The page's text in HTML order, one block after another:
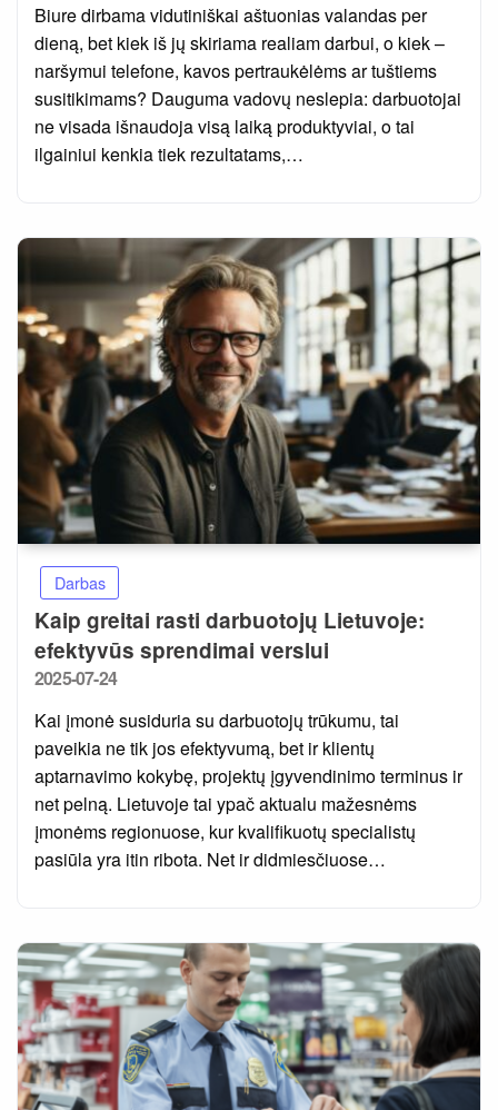
Biure dirbama vidutiniškai aštuonias valandas per
dieną, bet kiek iš jų skiriama realiam darbui, o kiek –
naršymui telefone, kavos pertraukėlėms ar tuštiems
susitikimams? Dauguma vadovų neslepia: darbuotojai
ne visada išnaudoja visą laiką produktyviai, o tai
ilgainiui kenkia tiek rezultatams,…
Darbas
Kaip greitai rasti darbuotojų Lietuvoje:
efektyvūs sprendimai verslui
Posted
2025-07-24
Kai įmonė susiduria su darbuotojų trūkumu, tai
paveikia ne tik jos efektyvumą, bet ir klientų
aptarnavimo kokybę, projektų įgyvendinimo terminus ir
net pelną. Lietuvoje tai ypač aktualu mažesnėms
įmonėms regionuose, kur kvalifikuotų specialistų
pasiūla yra itin ribota. Net ir didmiesčiuose…